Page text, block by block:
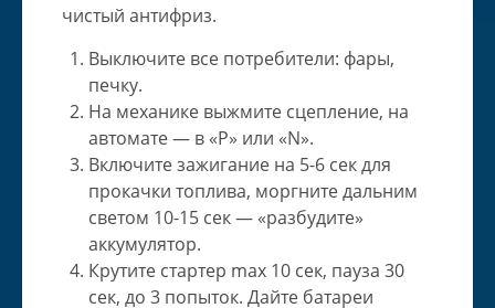
чистый антифриз.
Выключите все потребители: фары,
печку.
На механике выжмите сцепление, на
автомате — в «P» или «N».
Включите зажигание на 5-6 сек для
прокачки топлива, моргните дальним
светом 10-15 сек — «разбудите»
аккумулятор.
Крутите стартер max 10 сек, пауза 30
сек, до 3 попыток. Дайте батареи